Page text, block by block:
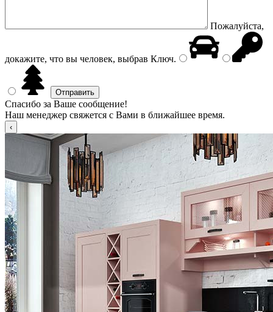
Пожалуйста,
докажите, что вы человек, выбрав Ключ.
Спасибо за Ваше сообщение!
Наш менеджер свяжется с Вами в ближайшее время.